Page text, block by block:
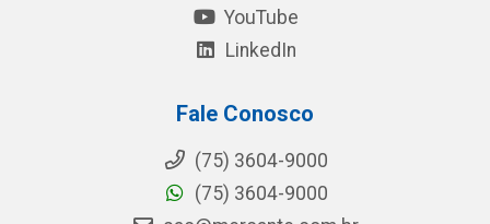
YouTube
LinkedIn
Fale Conosco
(75) 3604-9000
(75) 3604-9000